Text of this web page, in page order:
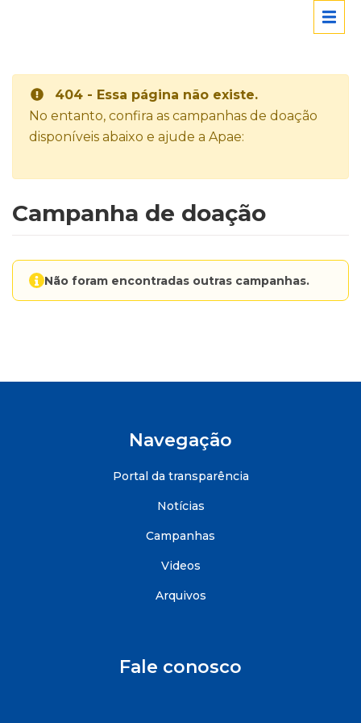
404 - Essa página não existe.
No entanto, confira as campanhas de doação
disponíveis abaixo e ajude a Apae:
Campanha de doação
Não foram encontradas outras campanhas.
Navegação
Portal da transparência
Notícias
Campanhas
Videos
Arquivos
Fale conosco